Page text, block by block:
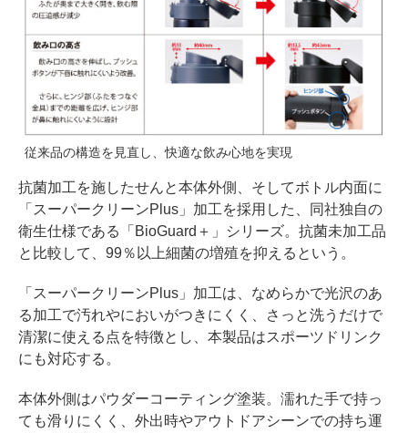
従来品の構造を見直し、快適な飲み心地を実現
抗菌加工を施したせんと本体外側、そしてボトル内面に
「スーパークリーンPlus」加工を採用した、同社独自の
衛生仕様である「BioGuard＋」シリーズ。抗菌未加工品
と比較して、99％以上細菌の増殖を抑えるという。
「スーパークリーンPlus」加工は、なめらかで光沢のあ
る加工で汚れやにおいがつきにくく、さっと洗うだけで
清潔に使える点を特徴とし、本製品はスポーツドリンク
にも対応する。
本体外側はパウダーコーティング塗装。濡れた手で持っ
ても滑りにくく、外出時やアウトドアシーンでの持ち運